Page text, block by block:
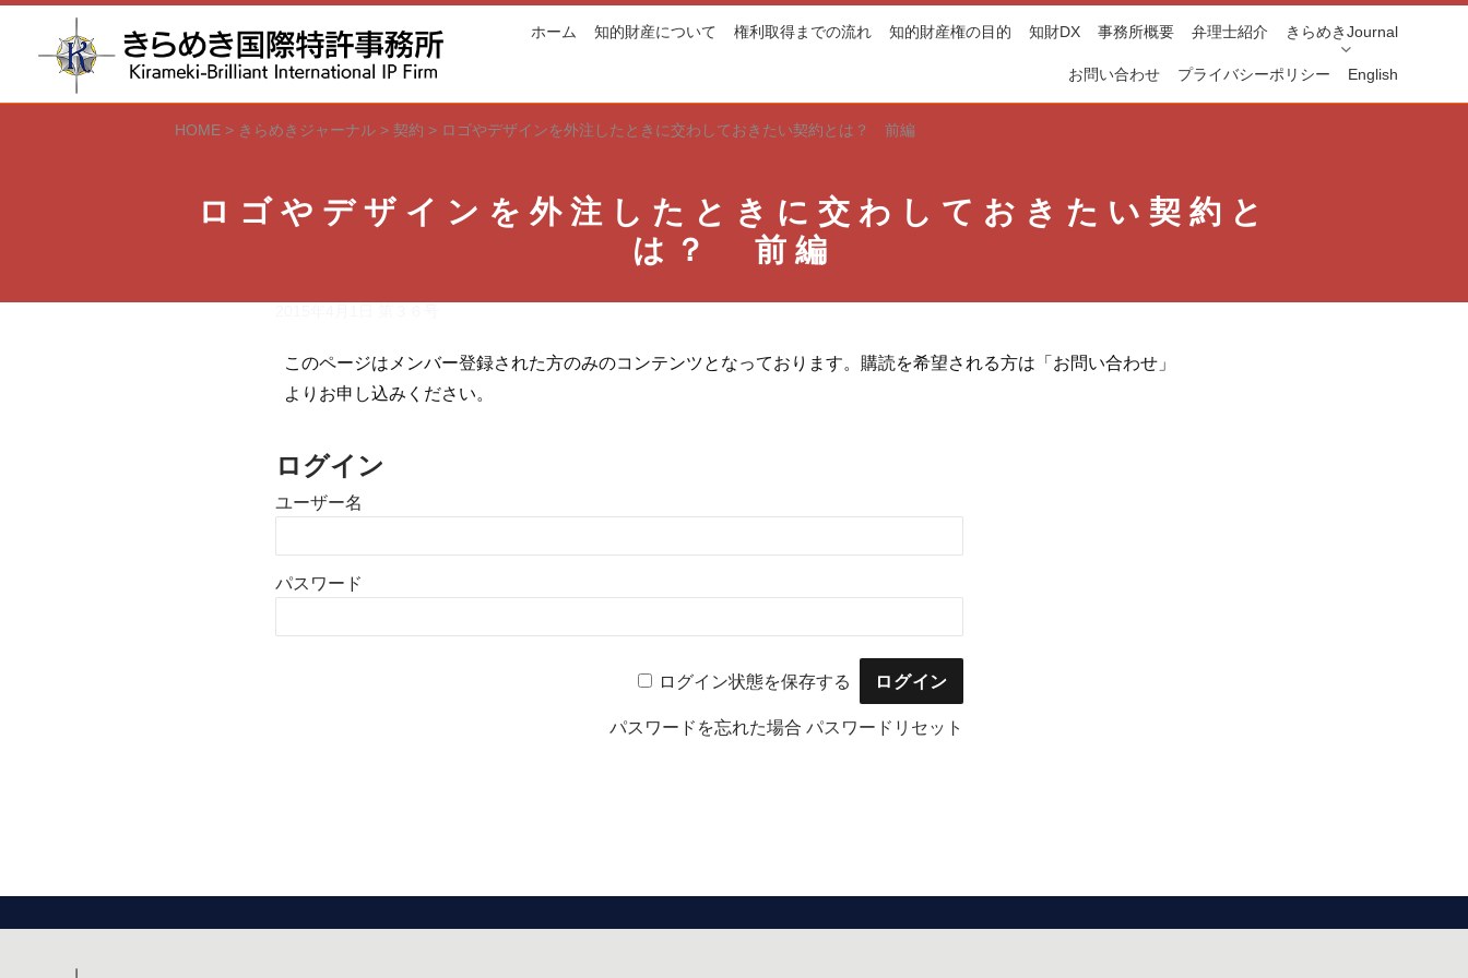
ホーム 知的財産について 権利取得までの流れ 知的財産権の目的 知財DX 事務所概要 弁理士紹介 きらめきJournal
お問い合わせ プライバシーポリシー English
HOME > きらめきジャーナル > 契約 > ロゴやデザインを外注したときに交わしておきたい契約とは？ 前編
ロゴやデザインを外注したときに交わしておきたい契約と
は？ 前編
このページはメンバー登録された方のみのコンテンツとなっております。購読を希望される方は「お問い合わせ」
よりお申し込みください。
ログイン
ユーザー名
パスワード
ログイン状態を保存する
パスワードを忘れた場合 パスワードリセット